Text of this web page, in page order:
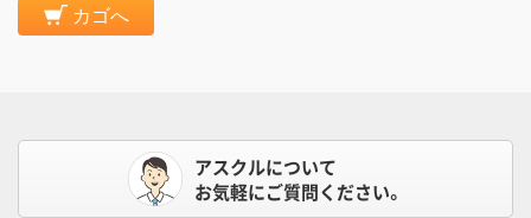
カゴへ
アスクルについて
お気軽にご質問ください。